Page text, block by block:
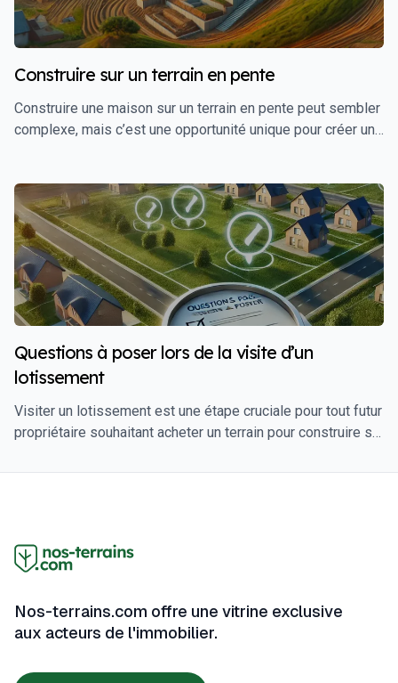
Construire sur un terrain en pente
Construire une maison sur un terrain en pente peut sembler
complexe, mais c’est une opportunité unique pour créer un
travers chaque étape du processus, en vous fournissant
des conseils pratiques, des solutions techniques, et des
exemples concrets pour réussir votre projet.
Questions à poser lors de la visite d’un
lotissement
Visiter un lotissement est une étape cruciale pour tout futur
propriétaire souhaitant acheter un terrain pour construire sa
inspection visuelle du site. Pour éviter les mauvaises
poser lors de la visite d'un lotissement, afin de vous
correspond parfaitement à vos attentes et à vos besoins.
Nos-terrains.com offre une vitrine exclusive
aux acteurs de l'immobilier.